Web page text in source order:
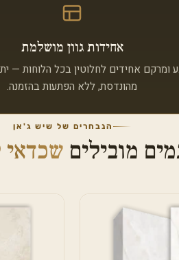
אחידות גוון מושלמת
ומרקם אחידים לחלוטין בכל הלוחות —
מהונדסת, ללא הפתעות בהזמנה.
הנבחרים של שיש ג'אן
מובילים שכדאי